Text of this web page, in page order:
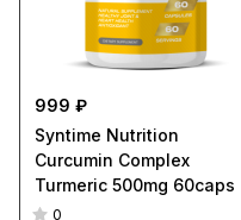
999 ₽
Syntime Nutrition
Curcumin Complex
Turmeric 500mg 60caps
0